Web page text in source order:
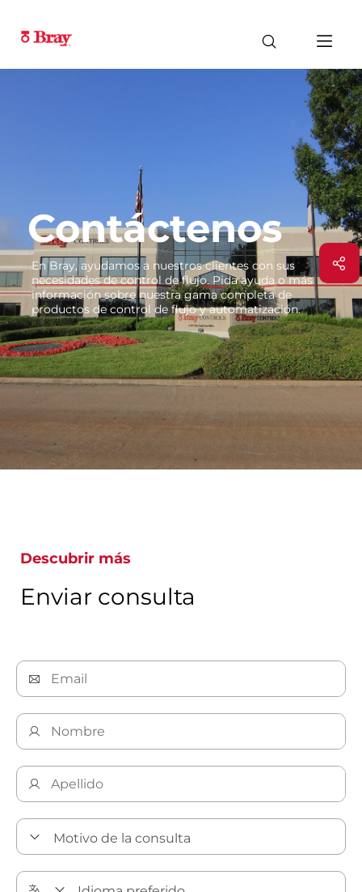
Contáctenos
En Bray, ayudamos a nuestros clientes con sus
necesidades de control de flujo. Pida ayuda o más
información sobre nuestra gama completa de
productos de control de flujo y automatización.
Descubrir más
Enviar consulta